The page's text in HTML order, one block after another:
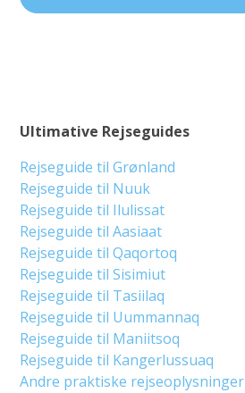
Ultimative Rejseguides
Rejseguide til Grønland
Rejseguide til Nuuk
Rejseguide til Ilulissat
Rejseguide til Aasiaat
Rejseguide til Qaqortoq
Rejseguide til Sisimiut
Rejseguide til Tasiilaq
Rejseguide til Uummannaq
Rejseguide til Maniitsoq
Rejseguide til Kangerlussuaq
Andre praktiske rejseoplysninger